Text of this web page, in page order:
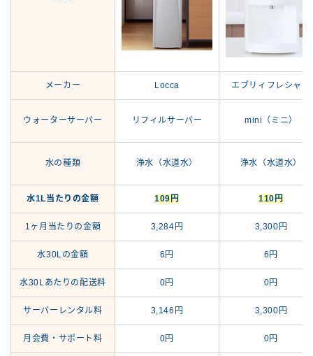
メーカー Locca エブリィフレシャス
ウォーターサーバー リフィルサーバー mini（ミニ）
水の種類 浄水（水道水） 浄水（水道水）
水1L当たりの金額 109円 110円
1ヶ月当たりの金額 3,284円 3,300円
水30Lの金額 6円 6円
水30Lあたりの配送料 0円 0円
サーバーレンタル料 3,146円 3,300円
月会費・サポート料 0円 0円